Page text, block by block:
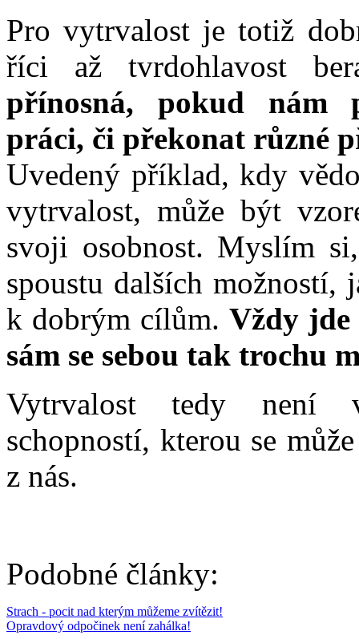
Pro vytrvalost je totiž
říci až tvrdohlavost
přínosná, pokud nám
práci, či překonat různé
Uvedený příklad, kdy
vytrvalost, může být
svoji osobnost. Myslím
spoustu dalších možností,
k dobrým cílům. Vždy jde
sám se sebou tak trochu
Vytrvalost tedy není
schopností, kterou se
z nás.
Podobné články:
Strach - pocit nad kterým můžeme zvítězit!
Opravdový odpočinek není zahálka!